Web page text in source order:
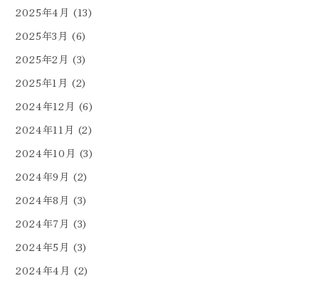
2025年4月 (13)
2025年3月 (6)
2025年2月 (3)
2025年1月 (2)
2024年12月 (6)
2024年11月 (2)
2024年10月 (3)
2024年9月 (2)
2024年8月 (3)
2024年7月 (3)
2024年5月 (3)
2024年4月 (2)